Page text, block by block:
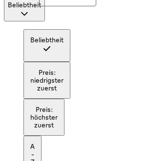
Beliebtheit
Beliebtheit
Preis:
niedrigster
zuerst
Preis:
höchster
zuerst
A
-